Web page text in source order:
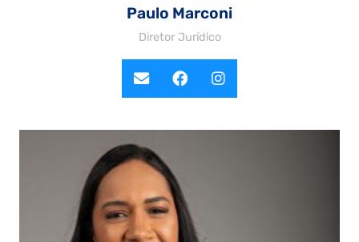
Paulo Marconi
Diretor Jurídico